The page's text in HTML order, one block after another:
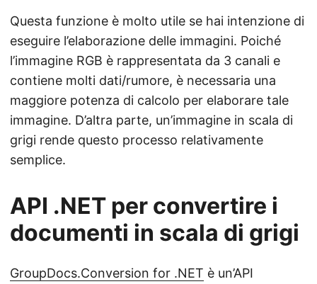
Questa funzione è molto utile se hai intenzione di
eseguire l’elaborazione delle immagini. Poiché
l’immagine RGB è rappresentata da 3 canali e
contiene molti dati/rumore, è necessaria una
maggiore potenza di calcolo per elaborare tale
immagine. D’altra parte, un’immagine in scala di
grigi rende questo processo relativamente
semplice.
API .NET per convertire i
documenti in scala di grigi
GroupDocs.Conversion for .NET è un’API